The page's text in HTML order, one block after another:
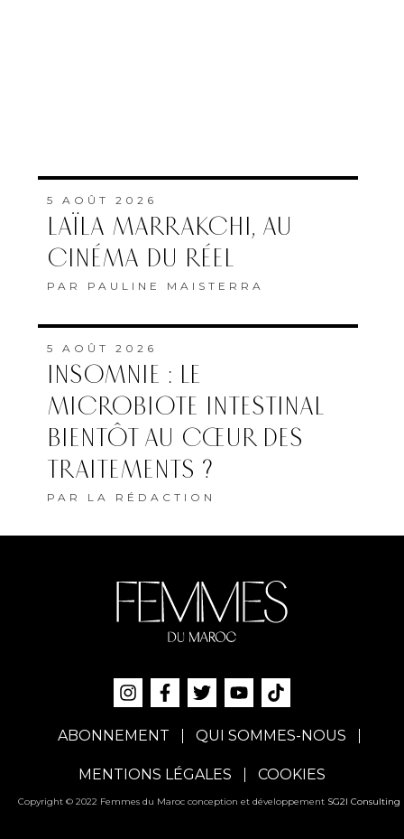
5 AOÛT 2026
LAÏLA MARRAKCHI, AU
CINÉMA DU RÉEL
PAR PAULINE MAISTERRA
5 AOÛT 2026
INSOMNIE : LE
MICROBIOTE INTESTINAL
BIENTÔT AU CŒUR DES
TRAITEMENTS ?
PAR LA RÉDACTION
ABONNEMENT QUI SOMMES-NOUS
MENTIONS LÉGALES COOKIES
Copyright © 2022 Femmes du Maroc conception et développement SG2I Consulting